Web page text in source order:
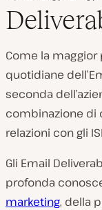
Come la
quotidiane
seconda
combinazione di
relazioni con gli
Gli Email
profonda
marketing, della